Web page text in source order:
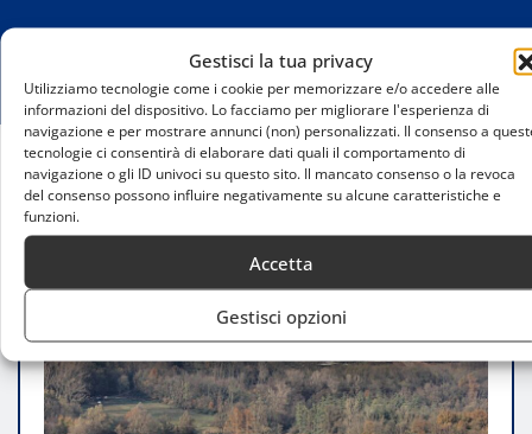
Gestisci la tua privacy
Utilizziamo tecnologie come i cookie per memorizzare e/o accedere alle
informazioni del dispositivo. Lo facciamo per migliorare l'esperienza di
navigazione e per mostrare annunci (non) personalizzati. Il consenso a
tecnologie ci consentirà di elaborare dati quali il comportamento di
navigazione o gli ID univoci su questo sito. Il mancato consenso o la revoca
del consenso possono influire negativamente su alcune caratteristiche e
funzioni.
Accetta
Gestisci opzioni
Home
Viandanti del lunedì: camminata tra i mulini di
gurone e la chiesetta di Sant’Anna